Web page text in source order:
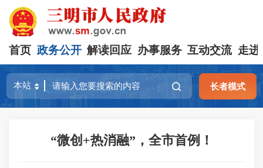
首页 政务公开 解读回应 办事服务 互动交流 走进
长者模式
“微创+热消融”，全市首例！